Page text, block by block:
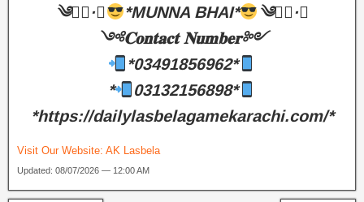
༄●⃝·★
*MUNNA BHAI*
༄●⃝·★
༺𝐂𝐨𝐧𝐭𝐚𝐜𝐭 𝐍𝐮𝐦𝐛𝐞𝐫༻
*03491856962*
*
03132156898*
*https://dailylasbelagamekarachi.com/*
Visit Our Website: AK Lasbela
Updated: 08/07/2026 — 12:00 AM